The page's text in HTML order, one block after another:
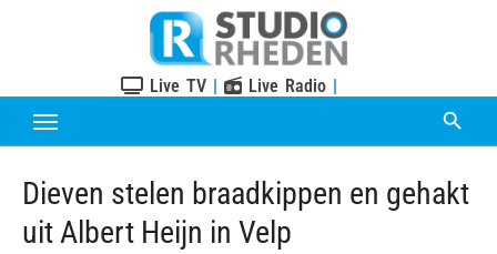
Live TV | Live Radio |
Dieven stelen braadkippen en gehakt
uit Albert Heijn in Velp